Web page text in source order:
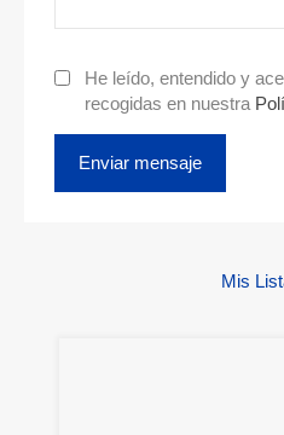
He leído, entendido y
recogidas en nuestra
Mis